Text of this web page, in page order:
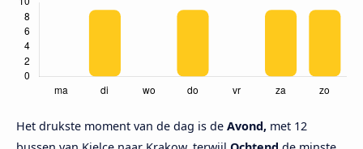
Het drukste moment van de dag is de Avond, met 12